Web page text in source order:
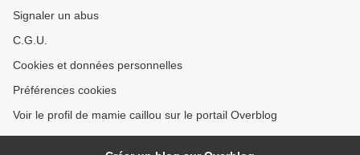
Signaler un abus
C.G.U.
Cookies et données personnelles
Préférences cookies
Voir le profil de mamie caillou sur le portail Overblog